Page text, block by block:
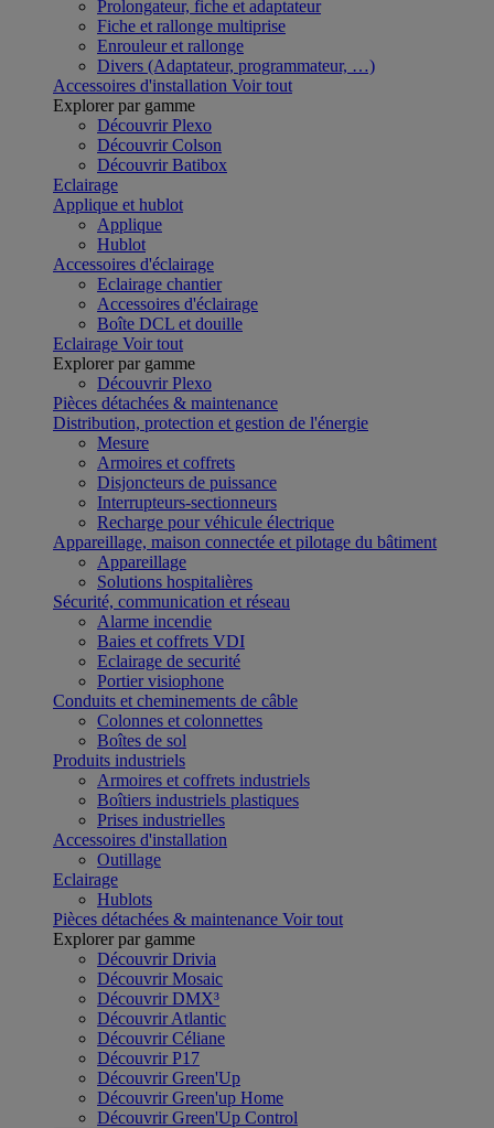
Prolongateur, fiche et adaptateur
Fiche et rallonge multiprise
Enrouleur et rallonge
Divers (Adaptateur, programmateur, …)
Accessoires d'installation Voir tout
Explorer par gamme
Découvrir Plexo
Découvrir Colson
Découvrir Batibox
Eclairage
Applique et hublot
Applique
Hublot
Accessoires d'éclairage
Eclairage chantier
Accessoires d'éclairage
Boîte DCL et douille
Eclairage Voir tout
Explorer par gamme
Découvrir Plexo
Pièces détachées & maintenance
Distribution, protection et gestion de l'énergie
Mesure
Armoires et coffrets
Disjoncteurs de puissance
Interrupteurs-sectionneurs
Recharge pour véhicule électrique
Appareillage, maison connectée et pilotage du bâtiment
Appareillage
Solutions hospitalières
Sécurité, communication et réseau
Alarme incendie
Baies et coffrets VDI
Eclairage de securité
Portier visiophone
Conduits et cheminements de câble
Colonnes et colonnettes
Boîtes de sol
Produits industriels
Armoires et coffrets industriels
Boîtiers industriels plastiques
Prises industrielles
Accessoires d'installation
Outillage
Eclairage
Hublots
Pièces détachées & maintenance Voir tout
Explorer par gamme
Découvrir Drivia
Découvrir Mosaic
Découvrir DMX³
Découvrir Atlantic
Découvrir Céliane
Découvrir P17
Découvrir Green'Up
Découvrir Green'up Home
Découvrir Green'Up Control